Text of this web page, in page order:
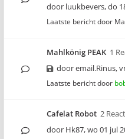
door luukbevers,do
Laatste bericht door
Mahlkönig PEAK 1
dooremail.Rinus,
Laatste bericht door
Cafelat Robot 2
door Hk87,wo 01 jul